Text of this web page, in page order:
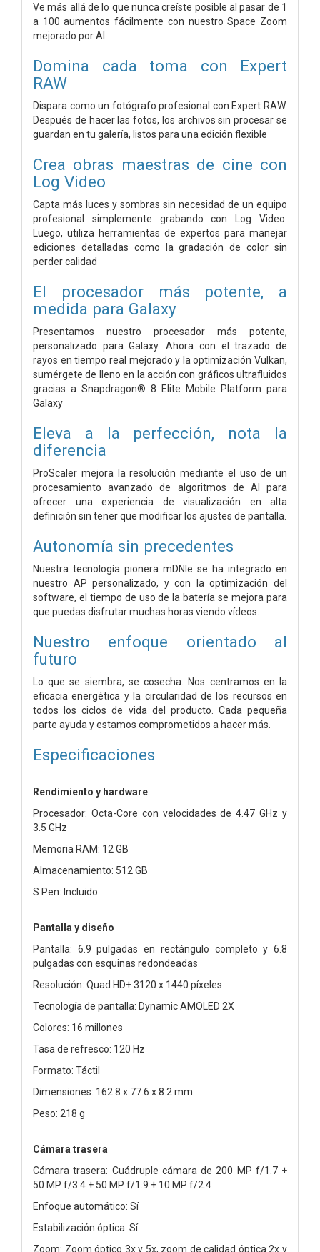
Ve más allá de lo que nunca creíste posible al pasar de 1
a 100 aumentos fácilmente con nuestro Space Zoom
mejorado por AI.
Domina cada toma con Expert
RAW
Dispara como un fotógrafo profesional con Expert RAW.
Después de hacer las fotos, los archivos sin procesar se
guardan en tu galería, listos para una edición flexible
Crea obras maestras de cine con
Log Video
Capta más luces y sombras sin necesidad de un equipo
profesional simplemente grabando con Log Video.
Luego, utiliza herramientas de expertos para manejar
ediciones detalladas como la gradación de color sin
perder calidad
El procesador más potente, a
medida para Galaxy
Presentamos nuestro procesador más potente,
personalizado para Galaxy. Ahora con el trazado de
rayos en tiempo real mejorado y la optimización Vulkan,
sumérgete de lleno en la acción con gráficos ultrafluidos
gracias a Snapdragon® 8 Elite Mobile Platform para
Galaxy
Eleva a la perfección, nota la
diferencia
ProScaler mejora la resolución mediante el uso de un
procesamiento avanzado de algoritmos de AI para
ofrecer una experiencia de visualización en alta
definición sin tener que modificar los ajustes de pantalla.
Autonomía sin precedentes
Nuestra tecnología pionera mDNIe se ha integrado en
nuestro AP personalizado, y con la optimización del
software, el tiempo de uso de la batería se mejora para
que puedas disfrutar muchas horas viendo vídeos.
Nuestro enfoque orientado al
futuro
Lo que se siembra, se cosecha. Nos centramos en la
eficacia energética y la circularidad de los recursos en
todos los ciclos de vida del producto. Cada pequeña
parte ayuda y estamos comprometidos a hacer más.
Especificaciones
Rendimiento y hardware
Procesador: Octa-Core con velocidades de 4.47 GHz y
3.5 GHz
Memoria RAM: 12 GB
Almacenamiento: 512 GB
S Pen: Incluido
Pantalla y diseño
Pantalla: 6.9 pulgadas en rectángulo completo y 6.8
pulgadas con esquinas redondeadas
Resolución: Quad HD+ 3120 x 1440 píxeles
Tecnología de pantalla: Dynamic AMOLED 2X
Colores: 16 millones
Tasa de refresco: 120 Hz
Formato: Táctil
Dimensiones: 162.8 x 77.6 x 8.2 mm
Peso: 218 g
Cámara trasera
Cámara trasera: Cuádruple cámara de 200 MP f/1.7 +
50 MP f/3.4 + 50 MP f/1.9 + 10 MP f/2.4
Enfoque automático: Sí
Estabilización óptica: Sí
Zoom: Zoom óptico 3x y 5x, zoom de calidad óptica 2x y